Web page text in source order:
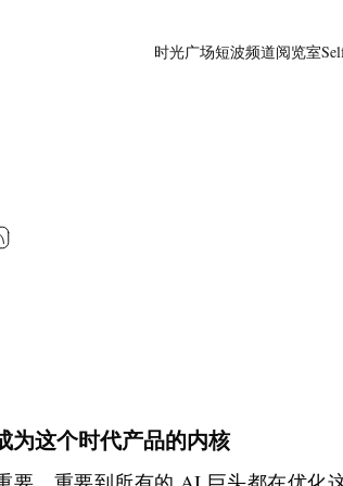
时光广场短波频道阅览室
为这个时代产品的内核